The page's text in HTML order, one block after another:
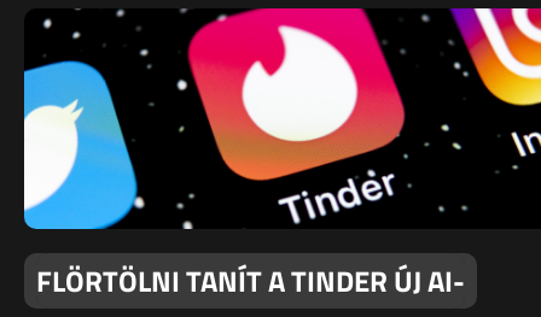
FLÖRTÖLNI TANÍT A TINDER ÚJ AI-